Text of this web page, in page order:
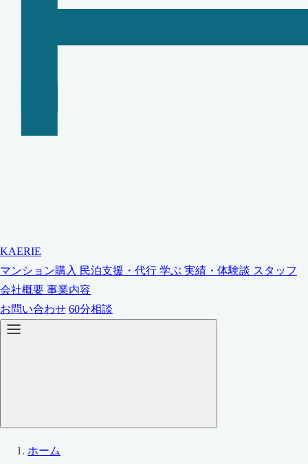
KAERIE
マンション購入 民泊支援・代行 学ぶ 実績・体験談 スタッフ
会社概要 事業内容
お問い合わせ 60分相談
ホーム